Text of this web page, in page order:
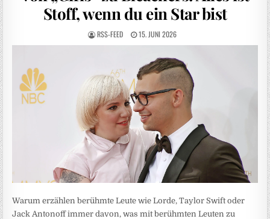
Stoff, wenn du ein Star bist
RSS-FEED 15. JUNI 2026
Warum erzählen berühmte Leute wie Lorde, Taylor Swift oder
Jack Antonoff immer davon, was mit berühmten Leuten zu